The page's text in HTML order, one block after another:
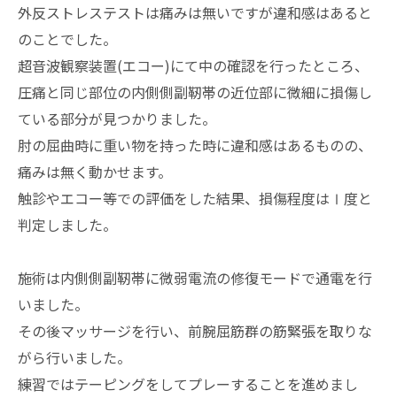
外反ストレステストは痛みは無いですが違和感はあると
のことでした。
超音波観察装置(エコー)にて中の確認を行ったところ、
圧痛と同じ部位の内側側副靭帯の近位部に微細に損傷し
ている部分が見つかりました。
肘の屈曲時に重い物を持った時に違和感はあるものの、
痛みは無く動かせます。
触診やエコー等での評価をした結果、損傷程度はⅠ度と
判定しました。
施術は内側側副靭帯に微弱電流の修復モードで通電を行
いました。
その後マッサージを行い、前腕屈筋群の筋緊張を取りな
がら行いました。
練習ではテーピングをしてプレーすることを進めまし